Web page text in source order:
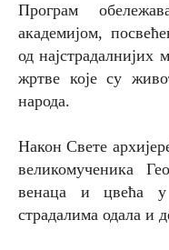
Програм
академијом,
од најстрадалнијих
жртве које су
народа.
Након Свете
великомученика
венаца и цвећа
страдалима одала и